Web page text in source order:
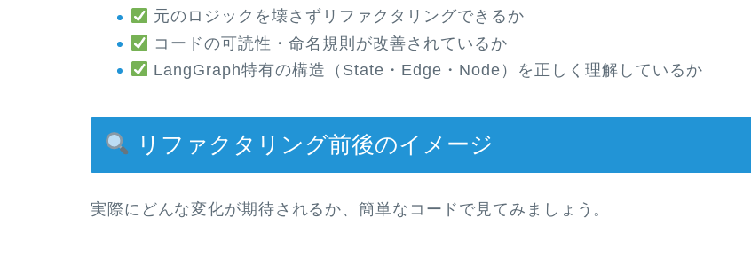
元のロジックを壊さずリファクタリングできるか
コードの可読性・命名規則が改善されているか
LangGraph特有の構造（State・Edge・Node）を正しく理解しているか
リファクタリング前後のイメージ
実際にどんな変化が期待されるか、簡単なコードで見てみましょう。